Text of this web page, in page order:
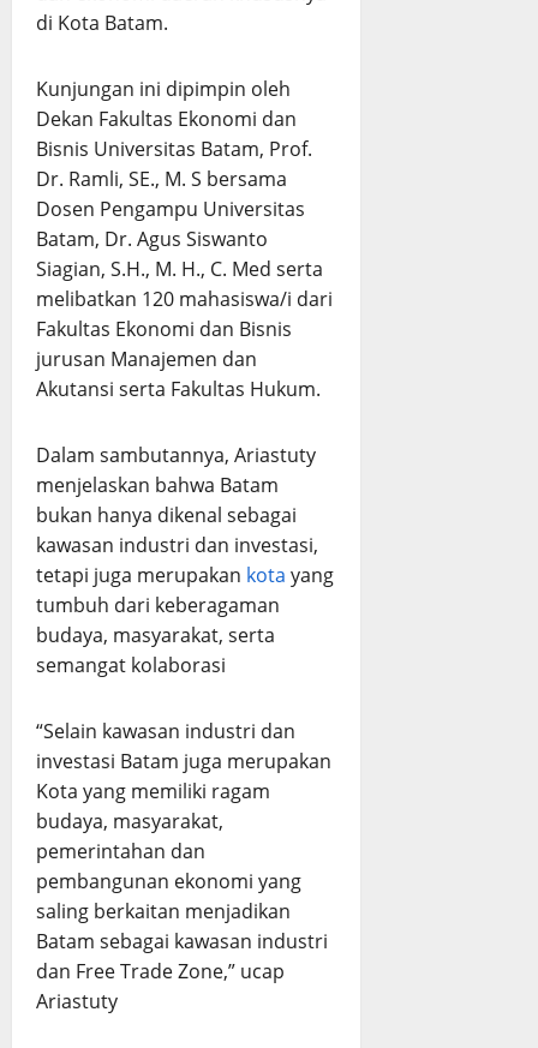
di Kota Batam.
Kunjungan ini dipimpin oleh
Dekan Fakultas Ekonomi dan
Bisnis Universitas Batam, Prof.
Dr. Ramli, SE., M. S bersama
Dosen Pengampu Universitas
Batam, Dr. Agus Siswanto
Siagian, S.H., M. H., C. Med serta
melibatkan 120 mahasiswa/i dari
Fakultas Ekonomi dan Bisnis
jurusan Manajemen dan
Akutansi serta Fakultas Hukum.
Dalam sambutannya, Ariastuty
menjelaskan bahwa Batam
bukan hanya dikenal sebagai
kawasan industri dan investasi,
tetapi juga merupakan kota yang
tumbuh dari keberagaman
budaya, masyarakat, serta
semangat kolaborasi
“Selain kawasan industri dan
investasi Batam juga merupakan
Kota yang memiliki ragam
budaya, masyarakat,
pemerintahan dan
pembangunan ekonomi yang
saling berkaitan menjadikan
Batam sebagai kawasan industri
dan Free Trade Zone,” ucap
Ariastuty